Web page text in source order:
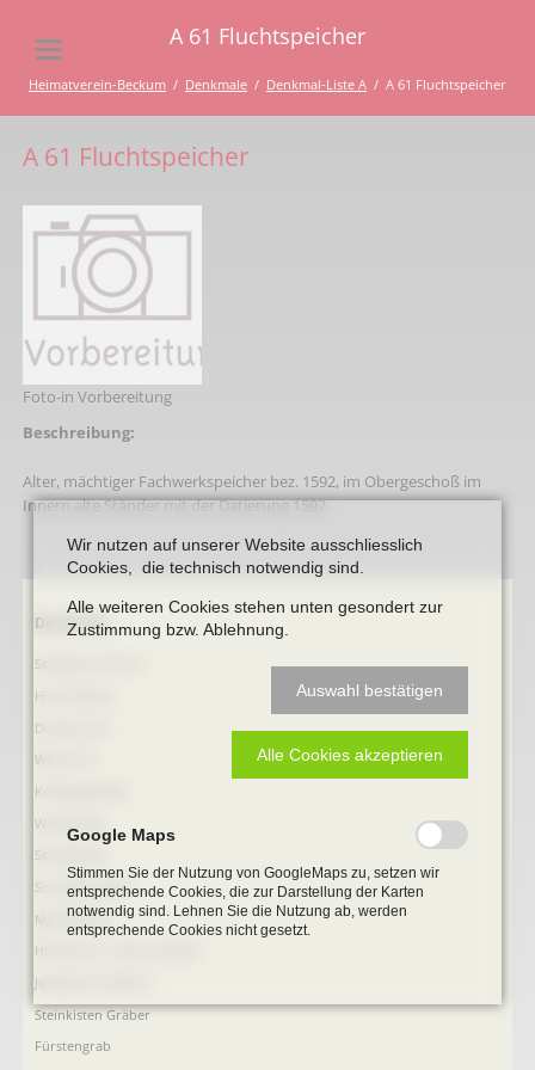
A 61 Fluchtspeicher
Heimatverein-Beckum Denkmale Denkmal-Liste A A 61 Fluchtspeicher
A 61 Fluchtspeicher
Foto-in Vorbereitung
Beschreibung:
Alter, mächtiger Fachwerkspeicher bez. 1592, im Obergeschoß im
Innern alte Ständer mit der Datierung 1592.
Navigation
Denkmale
Stephanus-Kirche
Hist. Rathaus
Domitorium
Wehrturm
Köttings Mühle
Windmühle
Ständehaus
Schmiede Galen
Mariensäule
Hochkreuz - Alter Friedhof
Jüdischer Friedhof
Steinkisten Gräber
Fürstengrab
Wir nutzen auf unserer Website ausschliesslich
Cookies, die technisch notwendig sind.
Alle weiteren Cookies stehen unten gesondert zur
Zustimmung bzw. Ablehnung.
Auswahl bestätigen
Alle Cookies akzeptieren
Google Maps
Stimmen Sie der Nutzung von GoogleMaps zu, setzen wir
entsprechende Cookies, die zur Darstellung der Karten
notwendig sind. Lehnen Sie die Nutzung ab, werden
entsprechende Cookies nicht gesetzt.